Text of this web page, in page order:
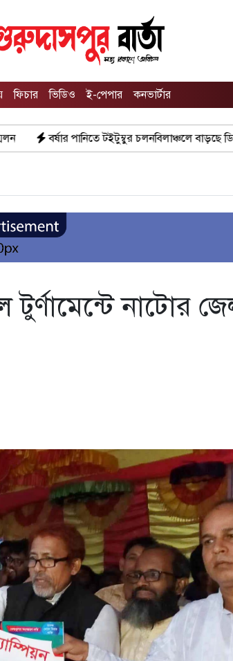
ফিচার ভিডিও ই-পেপার কনভার্টার
টইটুম্বুর চলনবিলাঞ্চলে বাড়ছে ডিঙি নৌকার চাহিদা
নাটোর